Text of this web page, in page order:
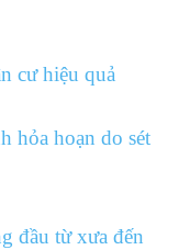
cư hiệu quả
hỏa hoạn do sét
đầu từ xưa đến